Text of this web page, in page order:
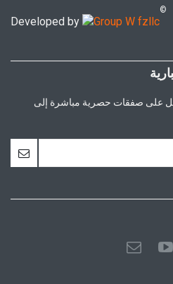
Developed by
على صفقات حصرية مباشرة إلى